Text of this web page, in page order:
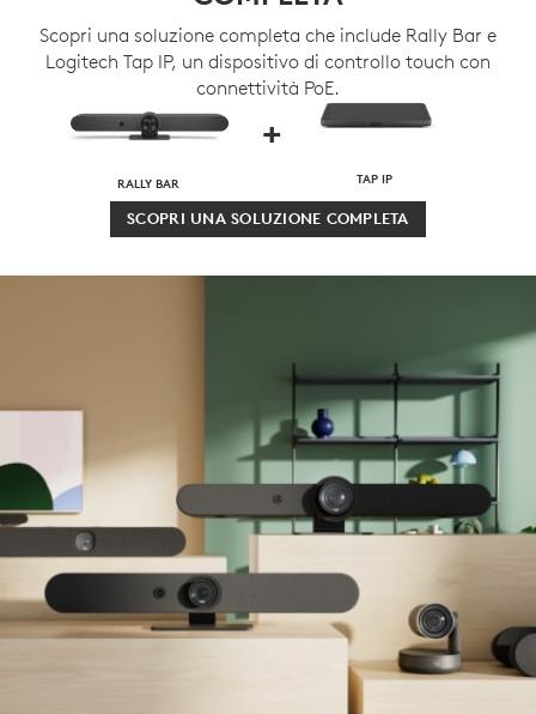
Scopri una soluzione completa che include Rally Bar e
Logitech Tap IP, un dispositivo di controllo touch con
connettività PoE.
RALLY BAR
+
TAP IP
SCOPRI UNA SOLUZIONE COMPLETA